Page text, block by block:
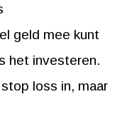
geld mee kunt
het investeren.
loss in, maar